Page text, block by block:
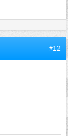
#12